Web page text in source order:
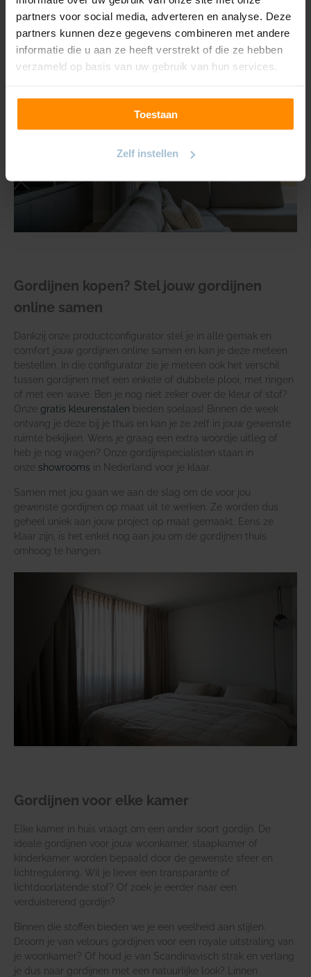
partners voor social media, adverteren en analyse. Deze
partners kunnen deze gegevens combineren met andere
informatie die u aan ze heeft verstrekt of die ze hebben
verzameld op basis van uw gebruik van hun services.
Toestaan
Zelf instellen
verduisterende gordijnen
verduisterende en dim-out gordijnen, wat deze ideaal maakt
voor pakweg slaapkamers, kinderkamers of babykamers.
Gordijnen kopen? Stel jouw gordijnen
online samen
Dankzij onze productconfigurator stel je in alle gemak en
comfort jouw gordijnen online samen en kan je deze meteen
bestellen. In die configurator zie je meteen ook het verschil
tussen gordijnen met een enkele of dubbele plooi, met ringen
of met een wave. Ben je nog niet zeker over de kleur of stof?
Onze gratis kleurenstalen bieden soelaas! Binnen de week
ontvang je deze bij je thuis en kan je ze zelf in jouw gewenste
ruimte bekijken. Wens je graag een extra woordje uitleg of
heb je nog vragen? Onze gordijnspecialisten staan in
onze showrooms in Nederland voor je klaar.
Samen met jou gaan we aan de slag om de voor jou
gewenste gordijnen op maat uit te werken. Ze worden dus
geheel uniek aan jouw project op maat gemaakt. Eens ze
klaar zijn, is het enkel nog aan jou om de gordijnen thuis
omhoog te hangen.
Gordijnen voor elke kamer
Elke kamer in huis vraagt om een ander soort gordijn. De
ideale gordijnen voor jouw woonkamer, slaapkamer of
kinderkamer worden bepaald door de gewenste sfeer en
lichtregulering. Wil je liever een transparante of
lichtdoorlatende stof? Of zoek je eerder naar een
verduisterend gordijn?
Binnen die stoffen bieden we je een veelheid aan stijlen.
Droom je van velours gordijnen voor een royale uitstraling van
je woonkamer? Of houd je van Scandinavisch strak en verlang
je dus naar gordijnen met een natuurlijke look? Linnen